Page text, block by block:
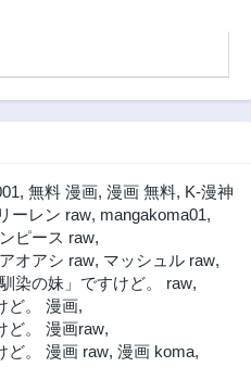
, 無料 漫画, 漫画 無料, K-漫神
ーレン raw, mangakoma01,
ピース raw,
アオアシ raw, マッシュル raw,
染の妹」ですけど。 raw,
ど。 漫画,
ど。 漫画raw,
ど。 漫画 raw, 漫画 koma,